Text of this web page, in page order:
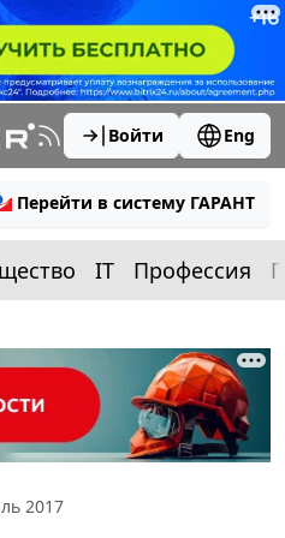
Войти Eng
Перейти в систему ГАРАНТ
IT Профессия
2017